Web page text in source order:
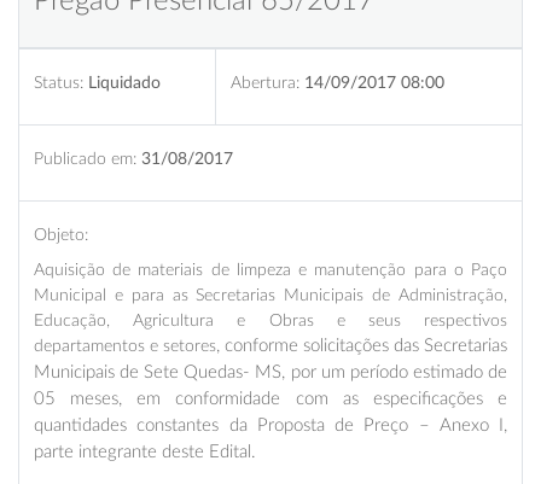
Status: Liquidado Abertura: 14/09/2017 08:00
Publicado em: 31/08/2017
Objeto:
Aquisição de materiais de limpeza e manutenção para o Paço
Municipal e para as Secretarias Municipais de Administração,
Educação, Agricultura e Obras e seus respectivos
departamentos e setores, conforme solicitações das Secretarias
Municipais de Sete Quedas- MS, por um período estimado de
05 meses, em conformidade com as especificações e
quantidades constantes da Proposta de Preço – Anexo I,
parte integrante deste Edital.